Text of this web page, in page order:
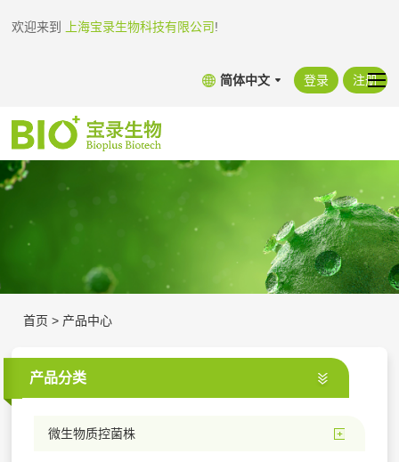
欢迎来到 上海宝录生物科技有限公司!
简体中文 登录 注册
首页 > 产品中心
产品分类
微生物质控菌株